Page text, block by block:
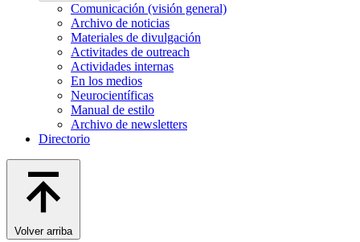
Comunicación (visión general)
Archivo de noticias
Materiales de divulgación
Activitades de outreach
Actividades internas
En los medios
Neurocientíficas
Manual de estilo
Archivo de newsletters
Directorio
Volver arriba